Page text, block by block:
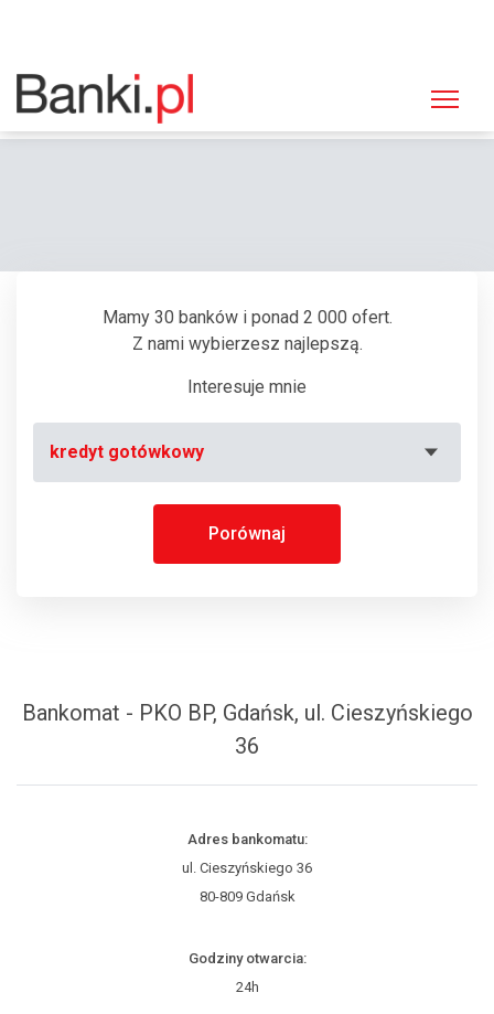
Strona główna
Bankomat PKO BP, Gdańsk, ul. Cieszyńskiego 36
Mamy 30 banków i ponad 2 000 ofert.
Z nami wybierzesz najlepszą.
Interesuje mnie
kredyt gotówkowy
Porównaj
Bankomat - PKO BP, Gdańsk, ul. Cieszyńskiego
36
Adres bankomatu:
ul. Cieszyńskiego 36
80-809 Gdańsk
Godziny otwarcia:
24h